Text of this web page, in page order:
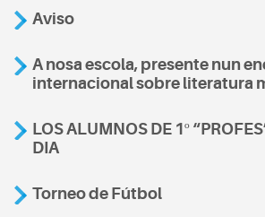
Aviso
A nosa escola, presente nun
internacional sobre literatura
LOS ALUMNOS DE 1º
DIA
Torneo de Fútbol